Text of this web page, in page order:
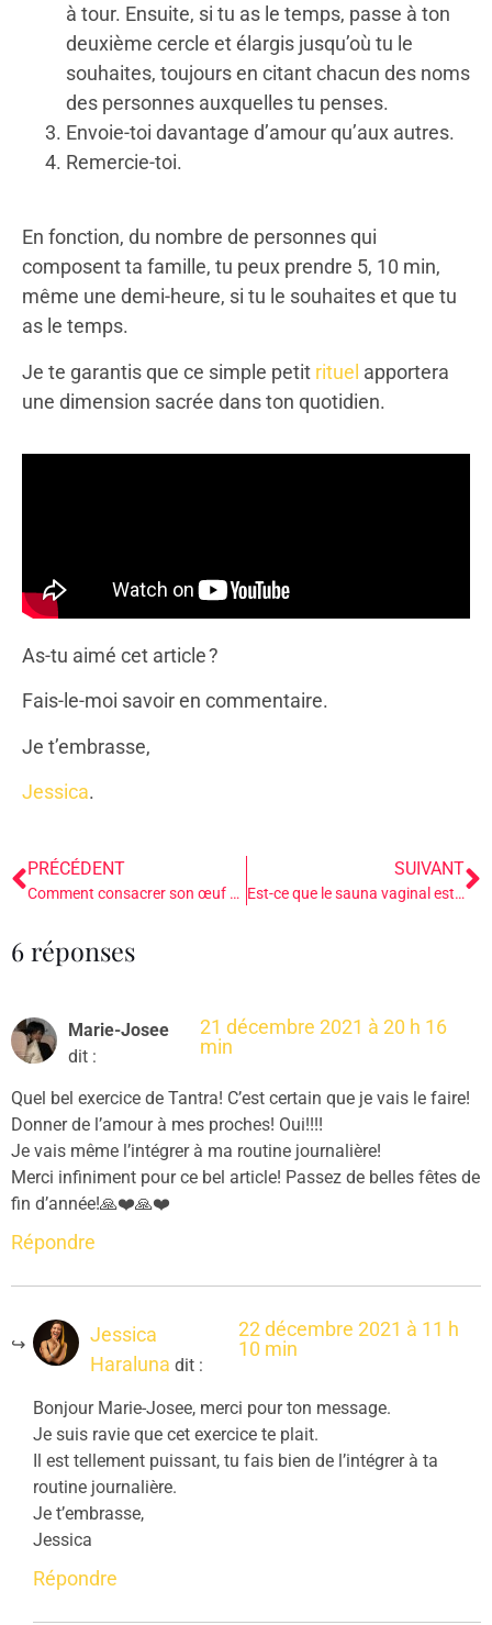
à tour. Ensuite, si tu as le temps, passe à ton
deuxième cercle et élargis jusqu’où tu le
souhaites, toujours en citant chacun des noms
des personnes auxquelles tu penses.
Envoie-toi davantage d’amour qu’aux autres.
Remercie-toi.
En fonction, du nombre de personnes qui
composent ta famille, tu peux prendre 5, 10 min,
même une demi-heure, si tu le souhaites et que tu
as le temps.
Je te garantis que ce simple petit rituel apportera
une dimension sacrée dans ton quotidien.
As-tu aimé cet article ?
Fais-le-moi savoir en commentaire.
Je t’embrasse,
Jessica.
PRÉCÉDENT
Comment consacrer son œuf de Jade ?
SUIVANT
Est-ce que le sauna vaginal est dangereux ?
6 réponses
Marie-Josee
dit :
21 décembre 2021 à 20 h 16
min
Quel bel exercice de Tantra! C’est certain que je vais le faire!
Donner de l’amour à mes proches! Oui!!!!
Je vais même l’intégrer à ma routine journalière!
Merci infiniment pour ce bel article! Passez de belles fêtes de
fin d’année!🙏❤️🙏❤️
Répondre
Jessica
Haraluna dit :
22 décembre 2021 à 11 h
10 min
Bonjour Marie-Josee, merci pour ton message.
Je suis ravie que cet exercice te plait.
Il est tellement puissant, tu fais bien de l’intégrer à ta
routine journalière.
Je t’embrasse,
Jessica
Répondre